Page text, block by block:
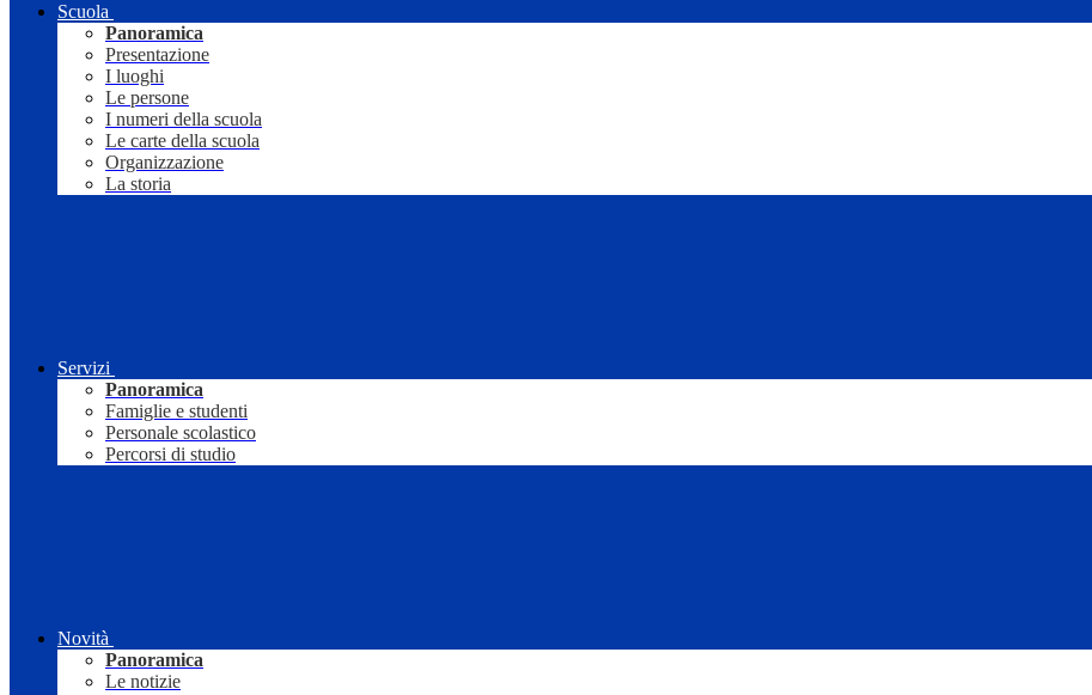
Scuola
Panoramica
Presentazione
I luoghi
Le persone
I numeri della scuola
Le carte della scuola
Organizzazione
La storia
Servizi
Panoramica
Famiglie e studenti
Personale scolastico
Percorsi di studio
Novità
Panoramica
Le notizie